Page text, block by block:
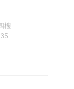
樓